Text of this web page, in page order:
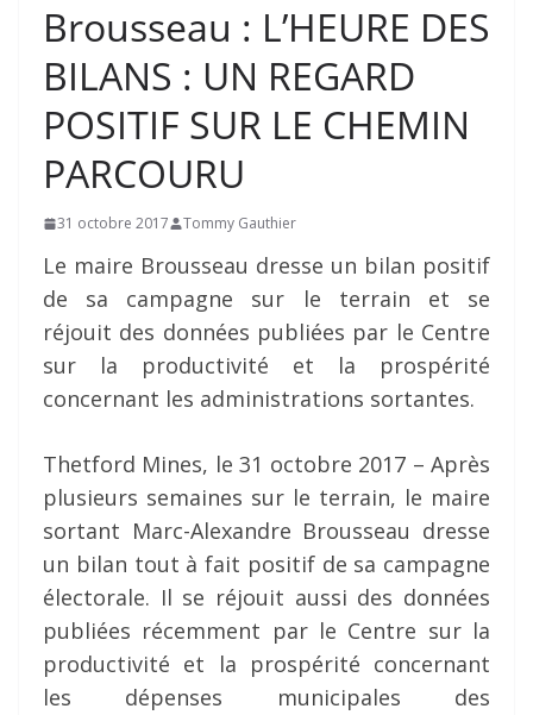
Brousseau : L’HEURE DES
BILANS : UN REGARD
POSITIF SUR LE CHEMIN
PARCOURU
31 octobre 2017 Tommy Gauthier
Le maire Brousseau dresse un bilan positif
de sa campagne sur le terrain et se
réjouit des données publiées par le Centre
sur la productivité et la prospérité
concernant les administrations sortantes.
Thetford Mines, le 31 octobre 2017 – Après
plusieurs semaines sur le terrain, le maire
sortant Marc-Alexandre Brousseau dresse
un bilan tout à fait positif de sa campagne
électorale. Il se réjouit aussi des données
publiées récemment par le Centre sur la
productivité et la prospérité concernant
les dépenses municipales des